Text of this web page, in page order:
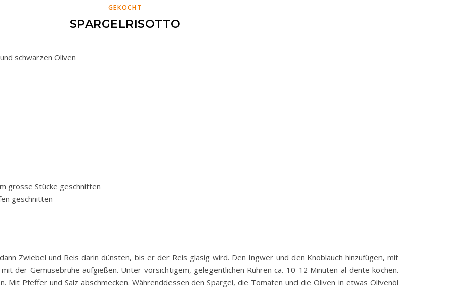
GEKOCHT
SPARGELRISOTTO
schwarzen Oliven
grosse Stücke geschnitten
geschnitten
Zwiebel und Reis darin dünsten, bis er der Reis glasig wird. Den Ingwer und den Knoblauch hinzufügen, mit
der Gemüsebrühe aufgießen. Unter vorsichtigem, gelegentlichen Rühren ca. 10-12 Minuten al dente kochen.
Mit Pfeffer und Salz abschmecken. Währenddessen den Spargel, die Tomaten und die Oliven in etwas Olivenöl